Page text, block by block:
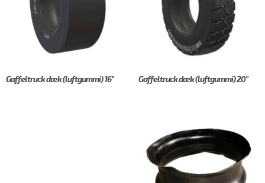
Gaffeltruck dæk (luftgummi) 16" Gaffeltruck dæk (luftgummi) 20"